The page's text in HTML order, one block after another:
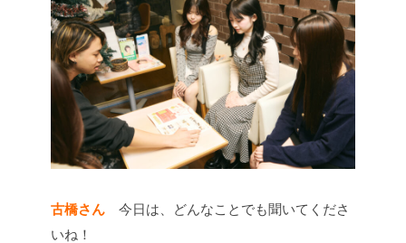
古橋さん 今日は、どんなことでも聞いてくださ
いね！